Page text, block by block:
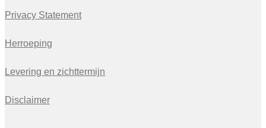
Privacy Statement
Herroeping
Levering en zichttermijn
Disclaimer